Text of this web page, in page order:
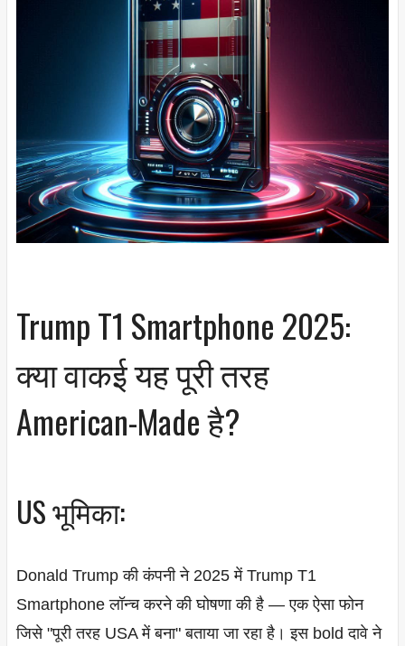
Trump T1 Smartphone 2025:
क्या वाकई यह पूरी तरह
American-Made है?
US भूमिका:
Donald Trump की कंपनी ने 2025 में Trump T1
Smartphone लॉन्च करने की घोषणा की है — एक ऐसा फोन
जिसे "पूरी तरह USA में बना" बताया जा रहा है। इस bold दावे ने